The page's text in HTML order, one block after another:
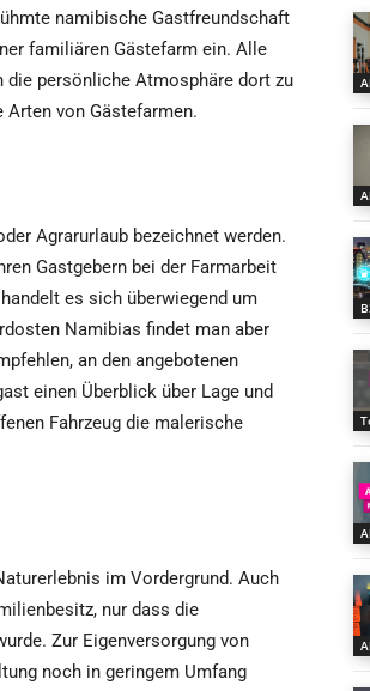
namibische Gastfreundschaft
familiären Gästefarm ein. Alle
die persönliche Atmosphäre dort zu
von Gästefarmen.
Agrarurlaub bezeichnet werden.
Gastgebern bei der Farmarbeit
es sich überwiegend um
Namibias findet man aber
an den angebotenen
einen Überblick über Lage und
Fahrzeug die malerische
im Vordergrund. Auch
nur dass die
Zur Eigenversorgung von
noch in geringem Umfang